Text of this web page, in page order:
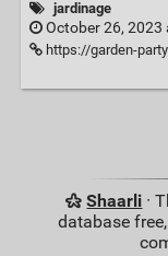
jardinage
October 26, 2023
https://garden-
Shaarli ·
database